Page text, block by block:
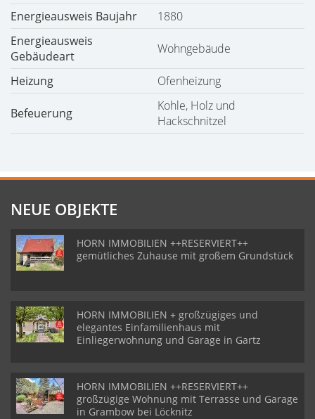
Energieausweis Baujahr
1880
Energieausweis
Gebäudeart
Wohngebäude
Heizung Ofenheizung
Befeuerung
Kohle, Holz und
Hackschnitzel
NEUE OBJEKTE
HORN IMMOBILIEN ++RESERVIERT++
gemütliches Zuhause mit großem Grundstück
HORN IMMOBILIEN + großzügiges und
elegantes Einfamilienhaus mit
Einliegerwohnung und Garage in Gartz
HORN IMMOBILIEN ++RESERVIERT++
großzügige Wohnung mit Terrasse und Garage
in Grambow bei Löcknitz